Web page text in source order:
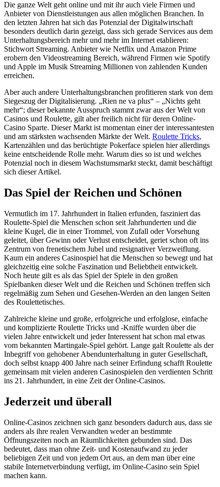
Die ganze Welt geht online und mit ihr auch viele Firmen und
Anbieter von Dienstleistungen aus allen möglichen Branchen. In
den letzten Jahren hat sich das Potenzial der Digitalwirtschaft
besonders deutlich darin gezeigt, dass sich gerade Services aus dem
Unterhaltungsbereich mehr und mehr im Internet etablieren:
Stichwort Streaming. Anbieter wie Netflix und Amazon Prime
erobern den Videostreaming Bereich, während Firmen wie Spotify
und Apple im Musik Streaming Millionen von zahlenden Kunden
erreichen.
Aber auch andere Unterhaltungsbranchen profitieren stark von dem
Siegeszug der Digitalisierung. „Rien ne va plus“ – „Nichts geht
mehr“; dieser bekannte Ausspruch stammt zwar aus der Welt von
Casinos und Roulette, gilt aber freilich nicht für deren Online-
Casino Sparte. Dieser Markt ist momentan einer der interessantesten
und am stärksten wachsenden Märkte der Welt. Roulette Tricks,
Kartenzählen und das berüchtigte Pokerface spielen hier allerdings
keine entscheidende Rolle mehr. Warum dies so ist und welches
Potenzial noch in diesem Wachstumsmarkt steckt, damit beschäftigt
sich dieser Artikel.
Das Spiel der Reichen und Schönen
Vermutlich im 17. Jahrhundert in Italien erfunden, fasziniert das
Roulette-Spiel die Menschen schon seit Jahrhunderten und die
kleine Kugel, die in einer Trommel, von Zufall oder Vorsehung
geleitet, über Gewinn oder Verlust entscheidet, geriet schon oft ins
Zentrum von frenetischem Jubel und resignativer Verzweiflung.
Kaum ein anderes Casinospiel hat die Menschen so bewegt und hat
gleichzeitig eine solche Faszination und Beliebtheit entwickelt.
Noch heute gilt es als das Spiel der Spiele in den großen
Spielbanken dieser Welt und die Reichen und Schönen treffen sich
regelmäßig zum Sehen und Gesehen-Werden an den langen Seiten
des Roulettetisches.
Zahlreiche kleine und große, erfolgreiche und erfolglose, einfache
und komplizierte Roulette Tricks und -Kniffe wurden über die
vielen Jahre entwickelt und jeder Interessent hat schon mal etwas
vom bekannten Martingale-Spiel gehört. Lange galt Roulette als der
Inbegriff von gehobener Abendunterhaltung in guter Gesellschaft,
doch selbst knapp 400 Jahre nach seiner Erfindung schafft Roulette
gemeinsam mit vielen anderen Casinospielen den verdienten Schritt
ins 21. Jahrhundert, in eine Zeit der Online-Casinos.
Jederzeit und überall
Online-Casinos zeichnen sich ganz besonders dadurch aus, dass sie
anders als ihre realen Verwandten weder an bestimmte
Öffnungszeiten noch an Räumlichkeiten gebunden sind. Das
bedeutet, dass man ohne Zeit- und Kostenaufwand zu jeder
beliebigen Zeit und von jedem Ort aus, an dem man über eine
stabile Internetverbindung verfügt, im Online-Casino sein Spiel
machen kann.